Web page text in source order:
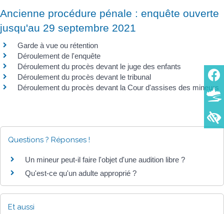
Ancienne procédure pénale : enquête ouverte
jusqu'au 29 septembre 2021
Garde à vue ou rétention
Déroulement de l'enquête
Déroulement du procès devant le juge des enfants
Déroulement du procès devant le tribunal
Déroulement du procès devant la Cour d'assises des mineurs
Questions ? Réponses !
Un mineur peut-il faire l'objet d'une audition libre ?
Qu'est-ce qu'un adulte approprié ?
Et aussi